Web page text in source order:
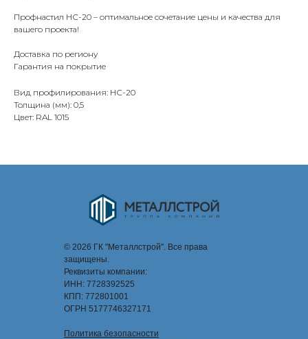
Профнастил НС-20 – оптимальное сочетание цены и качества для
вашего проекта!
Доставка по региону
Гарантия на покрытие
Вид профилирования: НС-20
Толщина (мм): 0,5
Цвет: RAL 1015
© 2026 ГК "Металлстрой". Все права
защищены.
Реквизиты компании:
ИНН: 7728392525
КПП: 772801001
ОГРН 5177746327171
Политика безопасности